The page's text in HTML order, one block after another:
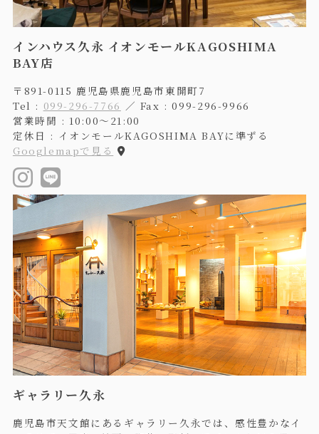
インハウス久永 イオンモールKAGOSHIMA
BAY店
〒891-0115 鹿児島県鹿児島市東開町7
Tel : 099-296-7766 ／ Fax : 099-296-9966
営業時間 : 10:00〜21:00
定休日 : イオンモールKAGOSHIMA BAYに準ずる
Googlemapで見る
ギャラリー久永
鹿児島市天文館にあるギャラリー久永では、感性豊かなイ